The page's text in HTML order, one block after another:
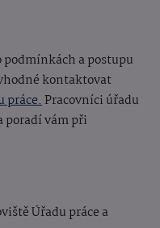
a postupu
kontaktovat
práce.Pracovníci úřadu
poradí vám při
Úřadu práce a